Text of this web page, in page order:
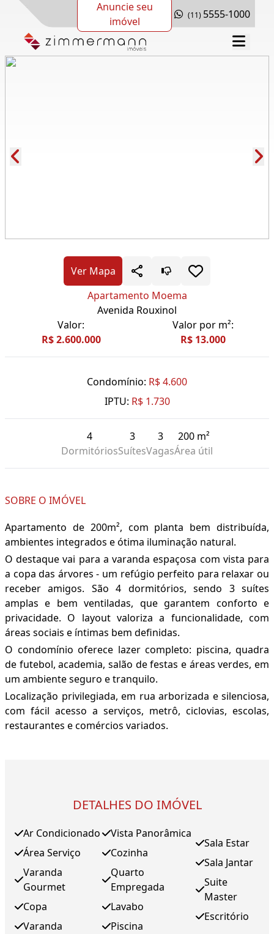
Anuncie seu
imóvel
(11) 5555-1000
Ver Mapa
Apartamento Moema
Avenida Rouxinol
Valor:
R$ 2.600.000
Valor por m²:
R$ 13.000
Condomínio: R$ 4.600
IPTU: R$ 1.730
4
Dormitórios
3
Suítes
3
Vagas
200 m²
Área útil
SOBRE O IMÓVEL
Apartamento de 200m², com planta bem distribuída,
ambientes integrados e ótima iluminação natural.
O destaque vai para a varanda espaçosa com vista para
a copa das árvores - um refúgio perfeito para relaxar ou
receber amigos. São 4 dormitórios, sendo 3 suítes
amplas e bem ventiladas, que garantem conforto e
privacidade. O layout valoriza a funcionalidade, com
áreas sociais e íntimas bem definidas.
O condomínio oferece lazer completo: piscina, quadra
de futebol, academia, salão de festas e áreas verdes, em
um ambiente seguro e tranquilo.
Localização privilegiada, em rua arborizada e silenciosa,
com fácil acesso a serviços, metrô, ciclovias, escolas,
restaurantes e comércios variados.
DETALHES DO IMÓVEL
Ar Condicionado
Área Serviço
Varanda
Gourmet
Copa
Varanda
Vista Panorâmica
Cozinha
Quarto
Empregada
Lavabo
Piscina
Sala Estar
Sala Jantar
Suite
Master
Escritório